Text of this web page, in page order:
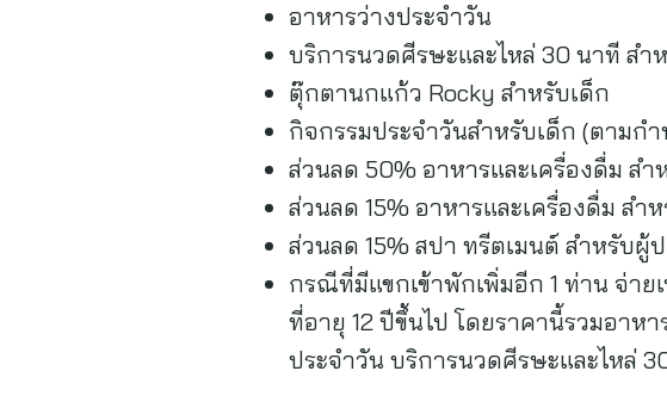
อาหารว่างประจำวัน
บริการนวดศีรษะและไหล่ 30 นาที สำ
ตุ๊กตานกแก้ว Rocky สำหรับเด็ก
กิจกรรมประจำวันสำหรับเด็ก (ตามก
ส่วนลด 50% อาหารและเครื่องดื่ม สำ
ส่วนลด 15% อาหารและเครื่องดื่ม สำ
ส่วนลด 15% สปา ทรีตเมนต์ สำหรับผู้
กรณีที่มีแขกเข้าพักเพิ่มอีก 1 ท่าน จ่าย
ที่อายุ 12 ปีขึ้นไป โดยราคานี้รวมอาห
ประจำวัน บริการนวดศีรษะและไหล่